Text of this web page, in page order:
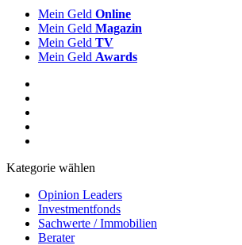
Mein Geld Online
Mein Geld Magazin
Mein Geld TV
Mein Geld Awards
Kategorie wählen
Opinion Leaders
Investmentfonds
Sachwerte / Immobilien
Berater